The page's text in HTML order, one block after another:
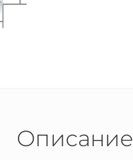
Описание